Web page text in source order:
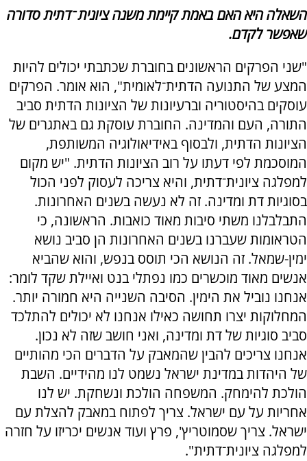
השאלה היא האם באמת קיימת משנה ציונית־דתית סדורה
שאפשר לקדם.
"שני הפרקים הראשונים בחוברת שכתבתי יכולים להיות
המצע של התנועה הדתית־לאומית", הוא אומר. הפרקים
עוסקים בהיסטוריה וברעיונות של הציונות הדתית סביב
התורה, העם והמדינה. החוברת עוסקת גם באתגרים של
הציונות הדתית, ולבסוף באידיאולוגיה המשותפת,
המוסכמת לפי דעתו על רוב הציונות הדתית. "יש מקום
למפלגה ציונית־דתית, והיא צריכה לעסוק לפני הכול
בסוגיות דת ומדינה. זה לא נעשה בשנים האחרונות.
התבלבלנו משתי סיבות מאוד כואבות. הראשונה, כי
הטראומות שעברנו בשנים האחרונות הן סביב נושא
ימין-שמאל. זה הנושא הכי תוסס בנפש, והוא שהביא
אנשים מאוד מוכשרים כמו נפתלי בנט ואיילת שקד לומר:
אנחנו נוביל את הימין. הסיבה השנייה היא חמורה יותר.
המחלוקות יצרו תחושה כאילו אנחנו לא יכולים להתלכד
סביב סוגיות של דת ומדינה, ואני חושב שזה לא נכון.
אנחנו צריכים להבין שהמאבק על הדברים הכי מהותיים
של היהדות במדינת ישראל נשמט לנו מהידיים. השבת
הולכת להימחק. המשפחה הולכת ונשחקת. יש לנו
אחריות על עם ישראל. צריך לפתוח במאבק להצלת עם
ישראל. צריך שסמוטריץ', פרץ ועוד אנשים יכריזו על חזרה
למפלגה ציונית־דתית".